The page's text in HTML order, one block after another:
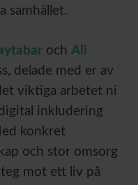
samhället.
och Ali
delade med er av
viktiga arbetet ni
inkludering
konkret
och stor omsorg
mot ett liv på